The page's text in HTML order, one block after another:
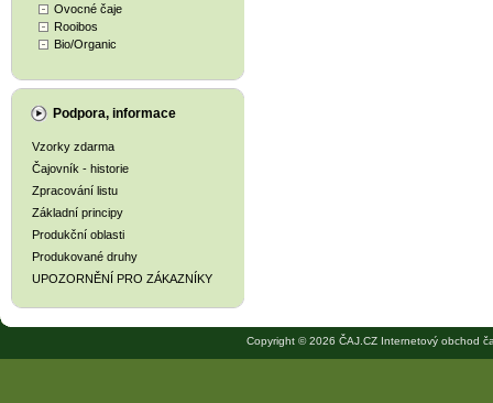
Ovocné čaje
Rooibos
Bio/Organic
Podpora, informace
Vzorky zdarma
Čajovník - historie
Zpracování listu
Základní principy
Produkční oblasti
Produkované druhy
UPOZORNĚNÍ PRO ZÁKAZNÍKY
Copyright © 2026 ČAJ.CZ Internetový obchod